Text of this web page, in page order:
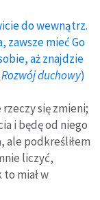
do wewnątrz.
zawsze mieć Go
aż znajdzie
Rozwój duchowy)
rzeczy się zmieni;
i będę od niego
ale podkreśliłem
liczyć,
miał w